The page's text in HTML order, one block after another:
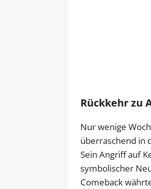
Rückkehr zu
Nur wenige
überraschend in
Sein Angriff auf
symbolischer
Comeback